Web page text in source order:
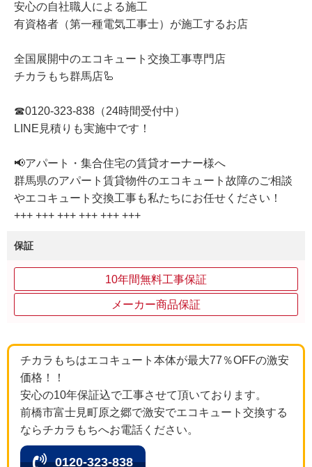
安心の自社職人による施工
有資格者（第一種電気工事士）が施工するお店
全国展開中のエコキュート交換工事専門店
チカラもち群馬店🦾
☎0120-323-838（24時間受付中）
LINE見積りも実施中です！
📢アパート・集合住宅の賃貸オーナー様へ
群馬県のアパート賃貸物件のエコキュート故障のご相談
やエコキュート交換工事も私たちにお任せください！
+++ +++ +++ +++ +++ +++
保証
10年間無料工事保証
メーカー商品保証
チカラもちはエコキュート本体が最大77％OFFの激安
価格！！
安心の10年保証込で工事させて頂いております。
前橋市富士見町原之郷で激安でエコキュート交換する
ならチカラもちへお電話ください。
0120-323-838